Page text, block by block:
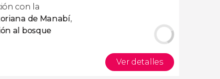
con la
de Manabí,
al bosque
Ver detalles